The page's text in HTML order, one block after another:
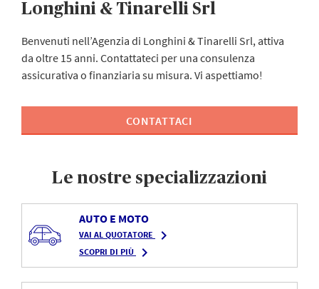
Longhini & Tinarelli Srl
Benvenuti nell’Agenzia di Longhini & Tinarelli Srl, attiva
da oltre 15 anni. Contattateci per una consulenza
assicurativa o finanziaria su misura. Vi aspettiamo!
CONTATTACI
Le nostre specializzazioni
AUTO E MOTO
VAI AL QUOTATORE navigate_next
SCOPRI DI PIÙ navigate_next